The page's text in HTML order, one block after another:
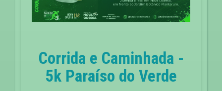
Corrida e Caminhada -
5k Paraíso do Verde